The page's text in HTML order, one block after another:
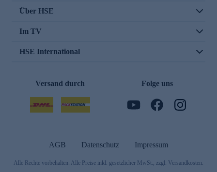
Über HSE
Im TV
HSE International
Versand durch Folge uns
AGB Datenschutz Impressum
Alle Rechte vorbehalten. Alle Preise inkl. gesetzlicher MwSt., zzgl. Versandkosten.